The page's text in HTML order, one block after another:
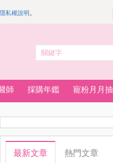
隱私權說明 。
師 採購年鑑 寵粉月月抽
最新文章 熱門文章